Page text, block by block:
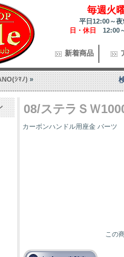
毎週火
平日12:00～
日・休日 12:00
新着商品
ｼﾏﾉ)»
08/ステラＳＷ
カーボンハンドル用座金 パーツ
この